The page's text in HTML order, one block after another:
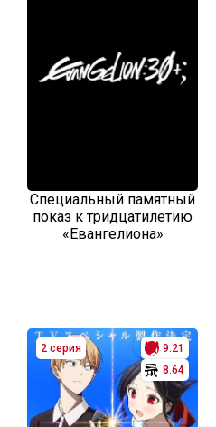
Специальный памятный
показ к тридцатилетию
«Евангелиона»
2 серия
9.21
8.64